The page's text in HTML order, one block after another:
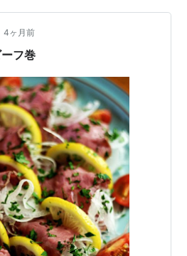
さじ1から2、新玉葱に乗っけ
を崩します。しゃもじで、崩れ
易さを考えるなら、…
4ヶ月前
フ巻